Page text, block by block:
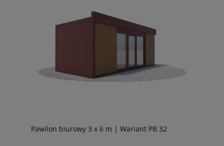
Pawilon biurowy 3 x 6 m | Wariant PB 32